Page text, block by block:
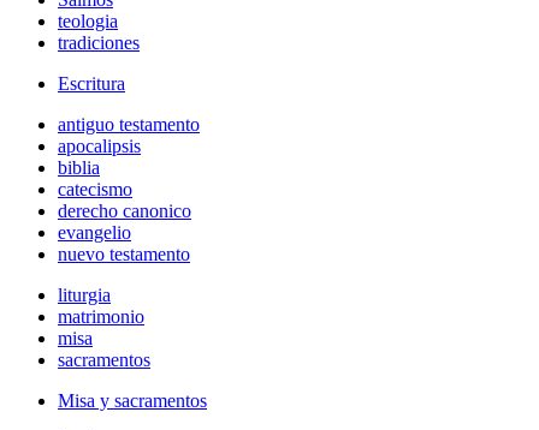
teologia
tradiciones
Escritura
antiguo testamento
apocalipsis
biblia
catecismo
derecho canonico
evangelio
nuevo testamento
liturgia
matrimonio
misa
sacramentos
Misa y sacramentos